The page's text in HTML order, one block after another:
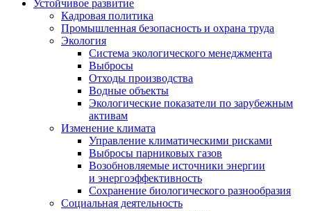
Устойчивое развитие
Кадровая политика
Промышленная безопасность и охрана труда
Экология
Система экологического менеджмента
Выбросы
Отходы производства
Водные объекты
Экологические показатели по зарубежным
активам
Изменение климата
Управление климатическими рисками
Выбросы парниковых газов
Возобновляемые источники энергии
и энергоэффективность
Сохранение биологического разнообразия
Социальная деятельность